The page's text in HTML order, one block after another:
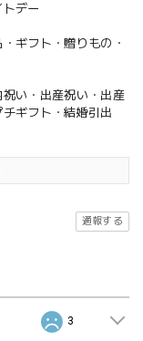
デー
ギフト・贈りもの・
い・出産祝い・出産
ギフト・結婚引出
通報する
3